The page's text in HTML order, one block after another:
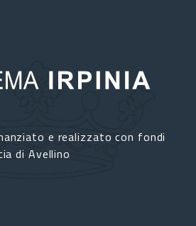
e realizzato con fondi
di Avellino